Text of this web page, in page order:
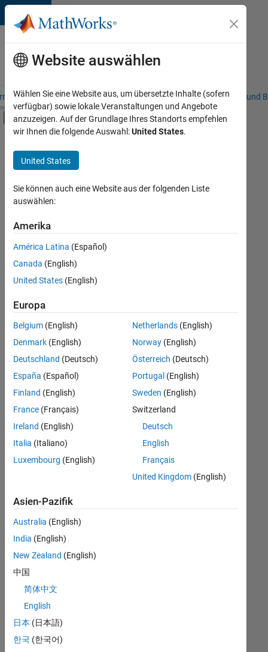
Weiter zum Inhalt
Karriere
bei
MathWorks
– Übersicht Stellensuche Niederlassungen Studierende und
Umschaltung für Off-Canvas-
Hauptinhalt
Information Technology
Commercial Sales
Customer Support
Education Sales
Business Model Team
Finance and Operations
Human Resources
Legal
+7
Derzeit
es
keine
offenen
Stellen,
Ihren
Suchkriterien
entsprechen.
können
die
Suchkriterien
weiter
fassen
oder
alle
Stellenangebote
anzeigen .
noch
keine
offenen
Stellen
können,
die
Ihren
entsprechen,
werden
Website auswählen
Wählen Sie eine Website aus, um übersetzte Inhalte (sofern
verfügbar) sowie lokale Veranstaltungen und Angebote
anzuzeigen. Auf der Grundlage Ihres Standorts empfehlen
wir Ihnen die folgende Auswahl:United States.
United States
Sie können auch eine Website aus der folgenden Liste
auswählen:
Amerika
América Latina (Español)
Canada (English)
United States (English)
Europa
Belgium (English)
Denmark (English)
Deutschland (Deutsch)
España (Español)
Finland (English)
France (Français)
Ireland (English)
Italia (Italiano)
Luxembourg (English)
Netherlands(English)
Norway(English)
Österreich (Deutsch)
Portugal (English)
Sweden (English)
Switzerland
Deutsch
English
Français
United Kingdom(English)
Asien-Pazifik
Australia (English)
India (English)
New Zealand (English)
中国
简体中文
English
日本 (日本語)
한국 (한국어)